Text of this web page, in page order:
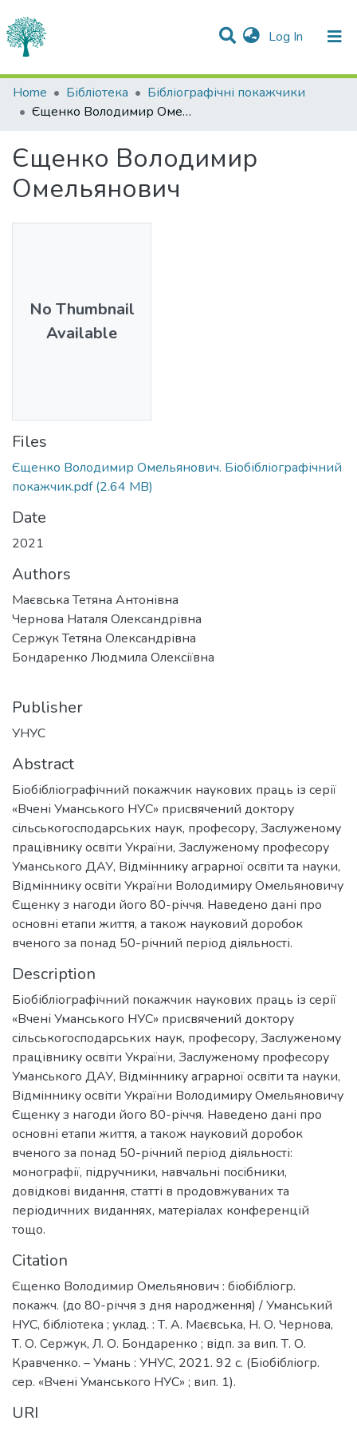
Log In (current)
Statistics
Communities & Collections
All of DSpace
Home Бібліотека
Бібліографічні покажчики
Єщенко Володимир Омельянович
Єщенко Володимир
Омельянович
No Thumbnail
Available
Files
Єщенко Володимир Омельянович. Біобібліографічний
покажчик.pdf (2.64 MB)
Date
2021
Authors
Маєвська Тетяна Антонівна
Чернова Наталя Олександрівна
Сержук Тетяна Олександрівна
Бондаренко Людмила Олексіївна
Publisher
УНУС
Abstract
Біобібліографічний покажчик наукових праць із серії
«Вчені Уманського НУС» присвячений доктору
сільськогосподарських наук, професору, Заслуженому
працівнику освіти України, Заслуженому професору
Уманського ДАУ, Відміннику аграрної освіти та науки,
Відміннику освіти України Володимиру Омельяновичу
Єщенку з нагоди його 80-річчя. Наведено дані про
основні етапи життя, а також науковий доробок
вченого за понад 50-річний період діяльності.
Description
Біобібліографічний покажчик наукових праць із серії
«Вчені Уманського НУС» присвячений доктору
сільськогосподарських наук, професору, Заслуженому
працівнику освіти України, Заслуженому професору
Уманського ДАУ, Відміннику аграрної освіти та науки,
Відміннику освіти України Володимиру Омельяновичу
Єщенку з нагоди його 80-річчя. Наведено дані про
основні етапи життя, а також науковий доробок
вченого за понад 50-річний період діяльності:
монографії, підручники, навчальні посібники,
довідкові видання, статті в продовжуваних та
періодичних виданнях, матеріалах конференцій
тощо.
Citation
Єщенко Володимир Омельянович : біобібліогр.
покажч. (до 80-річчя з дня народження) / Уманський
НУС, бібліотека ; уклад. : Т. А. Маєвська, Н. О. Чернова,
Т. О. Сержук, Л. О. Бондаренко ; відп. за вип. Т. О.
Кравченко. – Умань : УНУС, 2021. 92 с. (Біобібліогр.
сер. «Вчені Уманського НУС» ; вип. 1).
URI